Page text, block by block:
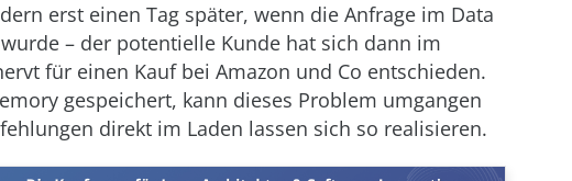
erst einen Tag später, wenn die Anfrage im Data
– der potentielle Kunde hat sich dann im
für einen Kauf bei Amazon und Co entschieden.
gespeichert, kann dieses Problem umgangen
direkt im Laden lassen sich so realisieren.